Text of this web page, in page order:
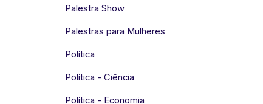
Palestra Show
Palestras para Mulheres
Política
Política - Ciência
Política - Economia